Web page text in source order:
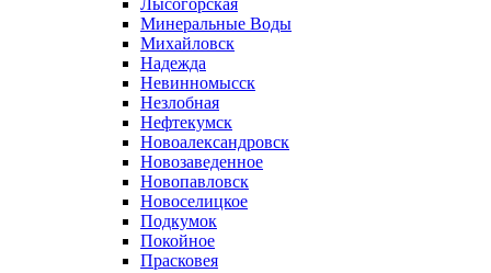
Лысогорская
Минеральные Воды
Михайловск
Надежда
Невинномысск
Незлобная
Нефтекумск
Новоалександровск
Новозаведенное
Новопавловск
Новоселицкое
Подкумок
Покойное
Прасковея